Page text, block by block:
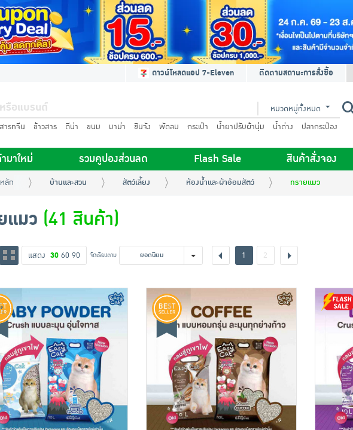
ดาวน์โหลดแอป 7-Eleven ติดตามสถานะการสั่งซื้อ
หมวดหมู่ทั้งหมด
ารทจีน ข้าวสาร ดีน่า ขนม มาม่า ชินจัง พัดลม กระเป๋า น้ำยาปรับผ้านุ่ม น้ำด่าง ปลากระป๋อง
มาใหม่ รวมคูปองส่วนลด Flash Sale สินค้าสั่งจอง
ลัก บ้านและสวน สัตว์เลี้ยง ห้องน้ำและผ้าอ้อมสัตว์ ทรายแมว
แมว (41 สินค้า)
แสดง 30 60 90 จัดเรียงตาม ยอดนิยม 1 2